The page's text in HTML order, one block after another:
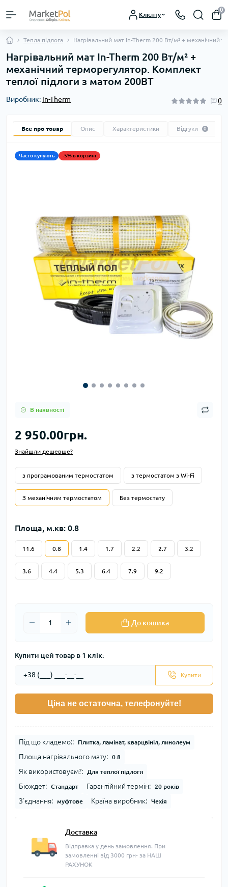
Клієнту
0
Тепла підлога Нагрівальний мат In-Therm 200 Вт/м² + механічний
Нагрівальний мат In-Therm 200 Вт/м² +
механічний терморегулятор. Комплект
теплої підлоги з матом 200ВТ
Виробник: In-Therm 0
Все про товар Опис Характеристики Відгуки 0
Часто купують -5% в корзині
В наявності
2 950.00грн.
Знайшли дешевше?
з програмованим термостатом з термостатом з Wi-Fi
З механічним термостатом Без термостату
Площа, м.кв: 0.8
11.6 0.8 1.4 1.7 2.2 2.7 3.2
3.6 4.4 5.3 6.4 7.9 9.2
До кошика
Купити цей товар в 1 клік:
Купити
Ціна не остаточна, телефонуйте!
Під що кладемо:: Плитка, ламінат, кварцвініл, линолеум
Площа нагрівального мату: 0.8
Як використовуєм?: Для теплої підлоги
Бюждет: Стандарт Гарантійний термін: 20 років
З'єднання: муфтове Країна виробник: Чехія
Доставка
Відправка у день замовлення. При
замовленні від 3000 грн- за НАШ
РАХУНОК